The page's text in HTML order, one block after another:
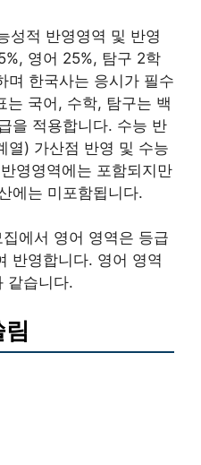
성적 반영영역 및 반영
영어 25%, 탐구 2학
며 한국사는 응시가 필수
는 국어, 수학, 탐구는 백
을 적용합니다. 수능 반
열) 가산점 반영 및 수능
영영역에는 포함되지만
에는 미포함됩니다.
에서 영어 영역은 등급
반영합니다. 영어 영역
같습니다.